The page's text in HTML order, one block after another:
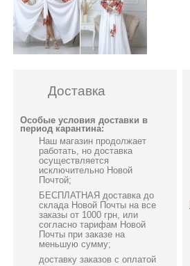
Доставка
Особые условия доставки в
период карантина:
Наш магазин продолжает
работать, но доставка
осуществляется
исключительно Новой
Почтой;
БЕСПЛАТНАЯ доставка до
склада Новой Почты на все
заказы от 1000 грн, или
согласно тарифам Новой
Почты при заказе на
меньшую сумму;
доставку заказов с оплатой